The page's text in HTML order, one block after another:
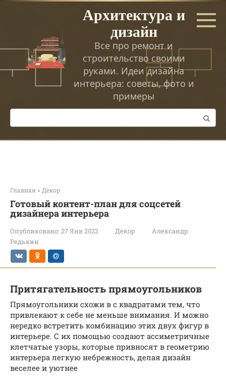
Перейти
Архитектура и
дизайн
Все про ремонт и
строительство своими
руками. Идеи дизайна
интерьера: советы, фото и
примеры
Поиск:
Главная » Декор
Готовый контент-план для соцсетей
дизайнера интерьера
Опубликовано: 27 Янв 2022 Декор
Александр
Редькин
Притягательность прямоугольников
Прямоугольники схожи в с квадратами тем, что
привлекают к себе не меньше внимания. И можно
нередко встретить комбинацию этих двух фигур в
интерьере. С их помощью создают ассиметричные
клетчатые узоры, которые привносят в геометрию
интерьера легкую небрежность, делая дизайн
веселее и уютнее